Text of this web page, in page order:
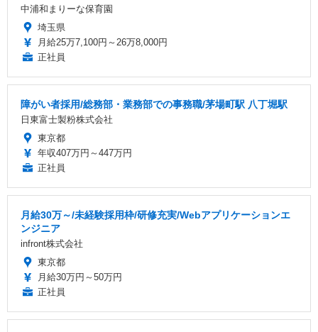
中浦和まりーな保育園
埼玉県
月給25万7,100円～26万8,000円
正社員
障がい者採用/総務部・業務部での事務職/茅場町駅 八丁堀駅
日東富士製粉株式会社
東京都
年収407万円～447万円
正社員
月給30万～/未経験採用枠/研修充実/Webアプリケーションエ
ンジニア
infront株式会社
東京都
月給30万円～50万円
正社員